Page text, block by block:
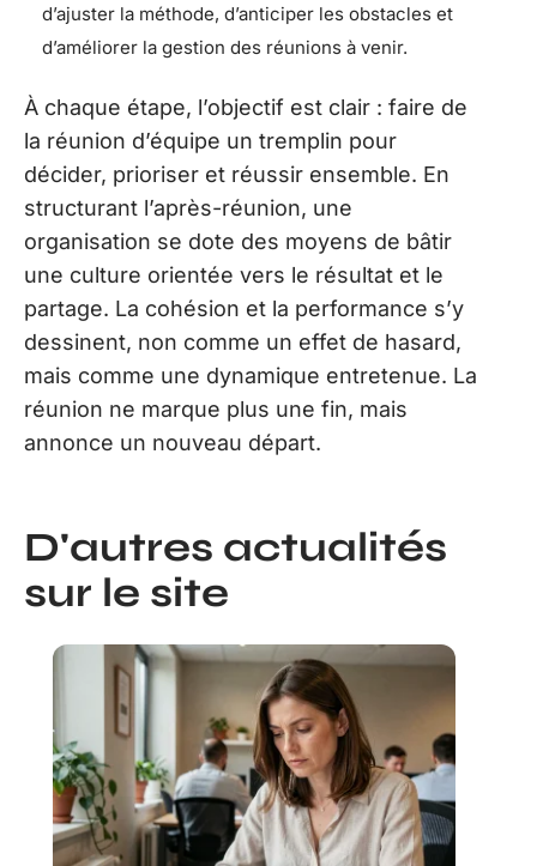
d’ajuster la méthode, d’anticiper les obstacles et
d’améliorer la gestion des réunions à venir.
À chaque étape, l’objectif est clair : faire de
la réunion d’équipe un tremplin pour
décider, prioriser et réussir ensemble. En
structurant l’après-réunion, une
organisation se dote des moyens de bâtir
une culture orientée vers le résultat et le
partage. La cohésion et la performance s’y
dessinent, non comme un effet de hasard,
mais comme une dynamique entretenue. La
réunion ne marque plus une fin, mais
annonce un nouveau départ.
D'autres actualités
sur le site